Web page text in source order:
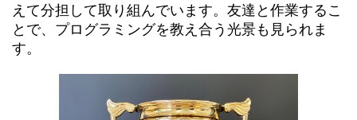
えて分担して取り組んでいます。友達と作業するこ
とで、プログラミングを教え合う光景も見られま
す。